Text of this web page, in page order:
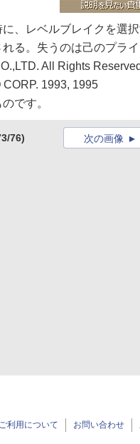
、レベルブレイクを選
れる。失うのは己のプラ
All Rights
1993, 1995
です。
76) 次の画像
利用について お問い合わせ